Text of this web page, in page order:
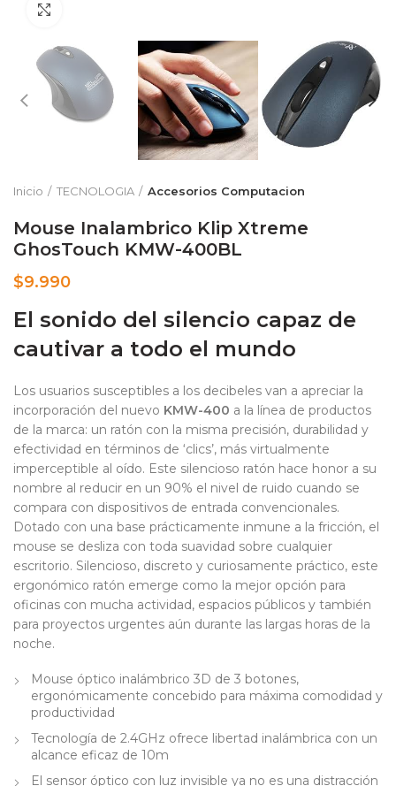
Inicio TECNOLOGIA Accesorios Computacion
Mouse Inalambrico Klip Xtreme
GhosTouch KMW-400BL
$9.990
El sonido del silencio capaz de
cautivar a todo el mundo
Los usuarios susceptibles a los decibeles van a apreciar la
incorporación del nuevo KMW-400 a la línea de productos
de la marca: un ratón con la misma precisión, durabilidad y
efectividad en términos de ‘clics’, más virtualmente
imperceptible al oído. Este silencioso ratón hace honor a su
nombre al reducir en un 90% el nivel de ruido cuando se
compara con dispositivos de entrada convencionales.
Dotado con una base prácticamente inmune a la fricción, el
mouse se desliza con toda suavidad sobre cualquier
escritorio. Silencioso, discreto y curiosamente práctico, este
ergonómico ratón emerge como la mejor opción para
oficinas con mucha actividad, espacios públicos y también
para proyectos urgentes aún durante las largas horas de la
noche.
Mouse óptico inalámbrico 3D de 3 botones,
ergonómicamente concebido para máxima comodidad y
productividad
Tecnología de 2.4GHz ofrece libertad inalámbrica con un
alcance eficaz de 10m
El sensor óptico con luz invisible ya no es una distracción